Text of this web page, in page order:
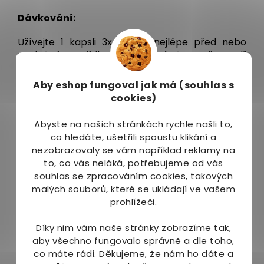
Aby eshop fungoval jak má (souhlas s
cookies)
Abyste na našich stránkách rychle našli to,
co hledáte, ušetřili spoustu klikání a
nezobrazovaly se vám například reklamy na
to, co vás neláká, potřebujeme od vás
souhlas se zpracováním cookies, takových
malých souborů, které se ukládají ve vašem
prohlížeči.
Díky nim vám naše stránky zobrazíme tak,
aby všechno fungovalo správně a dle toho,
co máte rádi. Děkujeme, že nám ho dáte a
Dávkování:
Užívejte 1 kapsli 3x denně nejlépe před nebo
společně s jídlem, dostatečně zapijte. Při
dlouhodobém užívání užívejte 1 kapsli denně.
Balení:
Upozornění:
Doplněk stravy. Není určeno pro děti. Těhotné a
kojící ženy mohou užívat jen po konzultaci se
svým lékařem. Neužívejte při známé
přecitlivělosti na některou ze složek produktu.
učeno jako náhrada pestré stravy. V případě
potřeby se o vhodnosti užívání poraďte s vaším
lékařem nebo lékárníkem. Skladujte v suchu a